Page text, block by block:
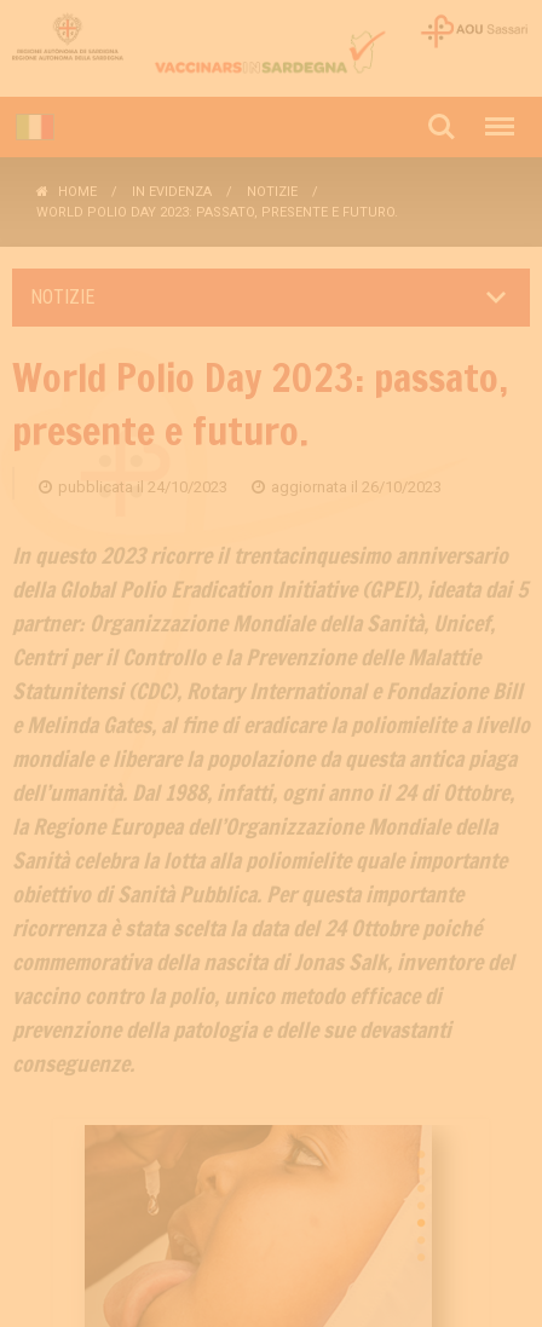
HOME IN EVIDENZA
NOTIZIE
WORLD POLIO DAY 2023: PASSATO, PRESENTE E FUTURO.
NOTIZIE
World Polio Day 2023: passato,
presente e futuro.
pubblicata il 24/10/2023 aggiornata il 26/10/2023
In questo 2023 ricorre il trentacinquesimo anniversario
della Global Polio Eradication Initiative (GPEI), ideata dai 5
partner: Organizzazione Mondiale della Sanità, Unicef,
Centri per il Controllo e la Prevenzione delle Malattie
Statunitensi (CDC), Rotary International e Fondazione Bill
e Melinda Gates, al fine di eradicare la poliomielite a livello
mondiale e liberare la popolazione da questa antica piaga
dell’umanità. Dal 1988, infatti, ogni anno il 24 di Ottobre,
la Regione Europea dell’Organizzazione Mondiale della
Sanità celebra la lotta alla poliomielite quale importante
obiettivo di Sanità Pubblica. Per questa importante
ricorrenza è stata scelta la data del 24 Ottobre poiché
commemorativa della nascita di Jonas Salk, inventore del
vaccino contro la polio, unico metodo efficace di
prevenzione della patologia e delle sue devastanti
conseguenze.